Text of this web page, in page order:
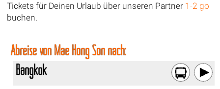
Tickets für Deinen Urlaub über unseren Partner 1-2 go
buchen.
Abreise von Mae Hong Son nach:
Bangkok